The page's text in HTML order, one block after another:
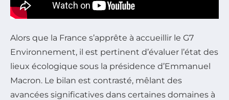
Alors que la France s’apprête à accueillir le G7
Environnement, il est pertinent d’évaluer l’état des
lieux écologique sous la présidence d’Emmanuel
Macron. Le bilan est contrasté, mêlant des
avancées significatives dans certaines domaines à